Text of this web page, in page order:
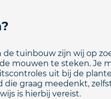
tuinbouw zijn wij op
mouwen te steken. Je
uit bij de
die graag meedenkt,
is hierbij vereist.